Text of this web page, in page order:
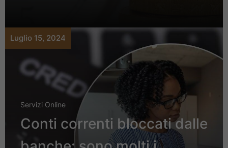
Luglio 15, 2024
Servizi Online
Conti correnti bloccati dalle